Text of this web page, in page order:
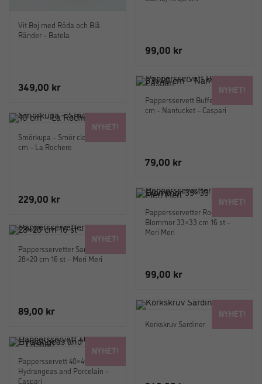
Vit Boj med Röda och Blå
Ränder – Batela
349,00 kr
99,00 kr
NYHET!
Pappersservett Buffe 33×40
cm – Nantucket – Caspari
79,00 kr
NYHET!
Smörkupa – Smör cloché 10
cm – La Rochere
229,00 kr NYHET!
Pappersservetter Rococo
Blommor 33×33 cm 16 st –
Meri Meri
99,00 kr
NYHET!
Pappersservetter Sardiner
28×20 cm 16 st – Meri Meri
89,00 kr NYHET!
Korkskruv Sardiner
NYHET!
Pappersservett 40×40 cm
Hydrangeas and Porcelain –
Caspari